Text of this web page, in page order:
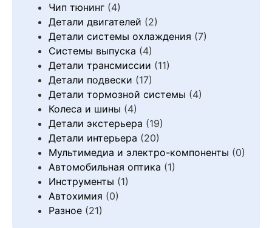
Чип тюнинг (4)
Детали двигателей (2)
Детали системы охлаждения (7)
Системы выпуска (4)
Детали трансмиссии (11)
Детали подвески (17)
Детали тормозной системы (4)
Колеса и шины (4)
Детали экстерьера (19)
Детали интерьера (20)
Мультимедиа и электро-компоненты (0)
Автомобильная оптика (1)
Инструменты (1)
Автохимия (0)
Разное (21)